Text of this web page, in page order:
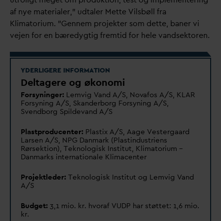
af nye materialer,” udtaler Mette Vilsbøll fra
Klimatorium. ”Gennem projekter som dette, baner vi
vejen for en bæredygtig fremtid for hele vandsektoren.
YDERLIGERE INFORMATION
Deltagere og økonomi
Forsyninger: Lemvig Vand A/S, Novafos A/S, KLAR
Forsyning A/S, Skanderborg Forsyning A/S,
Svendborg Spildevand A/S
Plastproducenter: Plastix A/S, Aage Vestergaard
Larsen A/S, NPG Danmark (Plastindustriens
Rørsektion), Teknologisk Institut, Klimatorium –
Danmarks internationale Klimacenter
Projektleder: Teknologisk Institut og Lemvig Vand
A/S
Budget: 3,1 mio. kr. hvoraf VUDP har støttet: 1,6 mio.
kr.